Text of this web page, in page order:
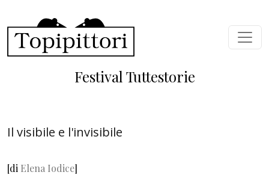
Festival Tuttestorie
Il visibile e l'invisibile
[di Elena Iodice]